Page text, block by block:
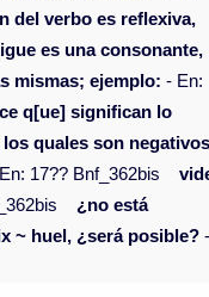
del verbo es reflexiva,
es una consonante,
mismas; ejemplo: - En:
q[ue] significan lo
quales son
17?? Bnf_362bis
¿no está
~ huel, ¿será posible?